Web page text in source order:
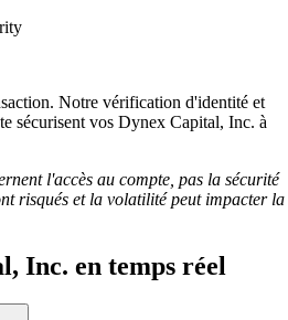
Notre vérification d'identité et
sécurisent vos Dynex Capital, Inc. à
l'accès au compte, pas la sécurité
risqués et la volatilité peut impacter la
Inc. en temps réel